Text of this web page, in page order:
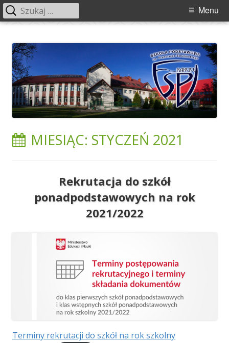
treści
Świebockiego w Barcicach
Menu
Menu
Szukaj:
MIESIĄC: STYCZEŃ 2021
Rekrutacja do szkół
ponadpodstawowych na rok
2021/2022
Terminy rekrutacji do szkół na rok szkolny